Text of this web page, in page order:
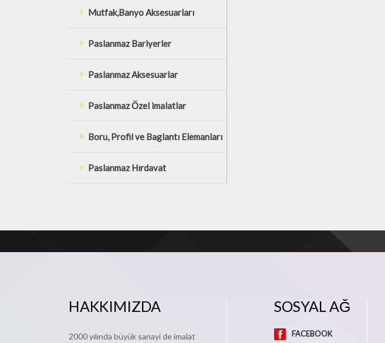
Mutfak,Banyo Aksesuarları
Paslanmaz Bariyerler
Paslanmaz Aksesuarlar
Paslanmaz Özel imalatlar
Boru, Profil ve Baglantı Elemanları
Paslanmaz Hırdavat
HAKKIMIZDA
2000 yılında büyük sanayi de imalat
SOSYAL AĞ
FACEBOOK